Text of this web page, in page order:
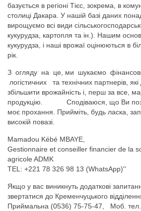
базується в регіоні Тієс, зокрема, в
столиці Дакара. У нашій базі даних
вирощуємо всі види
кукурудза, картопля та ін.). Нашим
кукурудза, і наші врожаї оцінюються в
рік.
З огляду на це, ми шукаємо
логістичних та технічних партнерів,
збільшити врожайність і, перш за все,
продукцію. Сподіваюся, що Ви
моє прохання. Прийміть, будь ласка,
високій повазі.
Mamadou Kébé MBAYE,
Gestionnaire et conseiller financier de la
agricole ADMK
TEL: +221 78 326 98 13 (WhatsApp)''
Якщо у вас виникнуть додаткові
звертатися до Кременчуцького
Приймальна (0536) 75-75-47, Моб.